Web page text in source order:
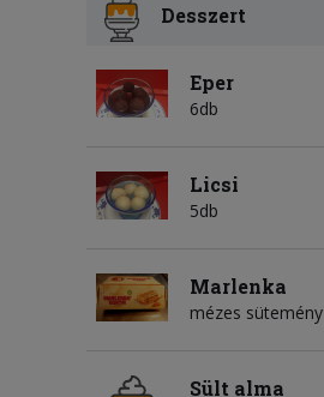
Desszert
Eper
6db
Licsi
5db
Marlenka
mézes sütemény
Sült alma